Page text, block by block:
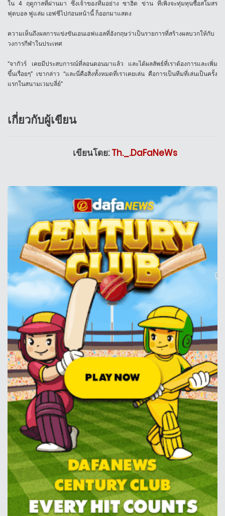
ใน 4 ฤดูกาลที่ผ่านมา ซึ่งเจ้าของทีมอย่าง ซาฮิด ข่าน ที่เพิ่งจะทุ่มทุนซื้อสโมสร
ฟุตบอล ฟูแล่ม เอฟซีไปก่อนหน้านี้ ก็ออกมาแสดง
ความเห็นถึงผลการแข่งขันเอนเอฟแอลที่อังกฤษว่าเป็นรายการที่สร้างผลบวกให้กับ
วงการกีฬาในประเทศ
“จากัวร์ เคยมีประสบการณ์ที่ลอนดอนมาแล้ว และได้ผลลัพธ์ที่เราต้องการและเพิ่ม
ขึ้นเรื่อยๆ” เขากล่าว “และนี่คือสิ่งทั้งหมดที่เราเคยเล่น คือการเป็นทีมที่เล่นเป็นครั้ง
แรกในสนามเวมบลี่ย์”
เกี่ยวกับผู้เขียน
เขียนโดย:Th._.DaFaNeWs